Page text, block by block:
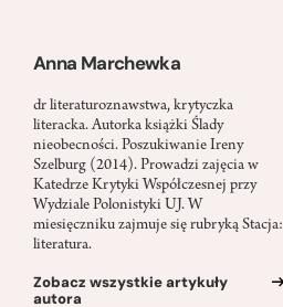
Anna Marchewka
dr literaturoznawstwa, krytyczka
literacka. Autorka książki Ślady
nieobecności. Poszukiwanie Ireny
Szelburg (2014). Prowadzi zajęcia w
Katedrze Krytyki Współczesnej przy
Wydziale Polonistyki UJ. W
miesięczniku zajmuje się rubryką Stacja:
literatura.
Zobacz wszystkie artykuły
autora